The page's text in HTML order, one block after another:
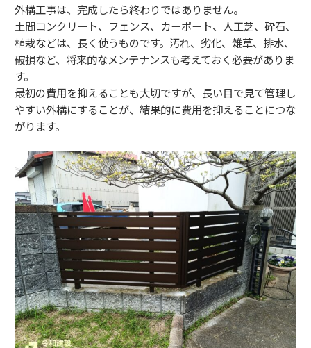
外構工事は、完成したら終わりではありません。
土間コンクリート、フェンス、カーポート、人工芝、砕石、
植栽などは、長く使うものです。汚れ、劣化、雑草、排水、
破損など、将来的なメンテナンスも考えておく必要がありま
す。
最初の費用を抑えることも大切ですが、長い目で見て管理し
やすい外構にすることが、結果的に費用を抑えることにつな
がります。